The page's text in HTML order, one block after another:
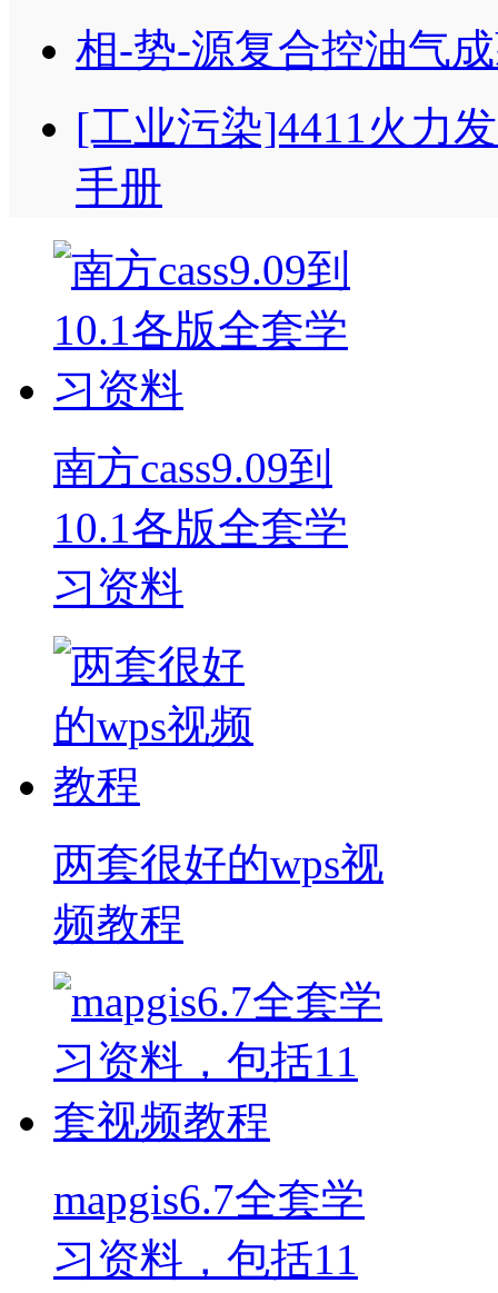
相-势-源复合控油气
[工业污染]4411火力
手册
南方cass9.09到
10.1各版全套学
习资料
两套很好的wps视
频教程
mapgis6.7全套学
习资料，包括11